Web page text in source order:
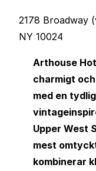
2178 Broadway
NY 10024
Arthouse
charmigt
med en
Upper West
mest
kombinerar